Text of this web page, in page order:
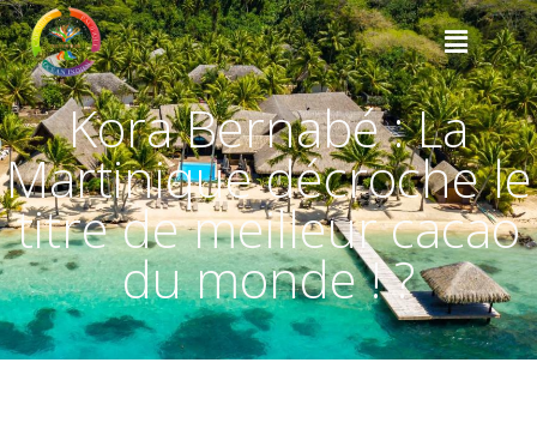
Kora Bernabé : La
Martinique décroche le
titre de meilleur cacao
du monde ! ?